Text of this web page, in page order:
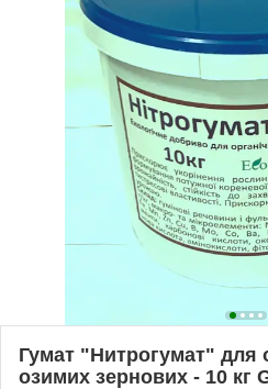
Гумат "Нитрогумат" для
озимих зернових - 10 кг